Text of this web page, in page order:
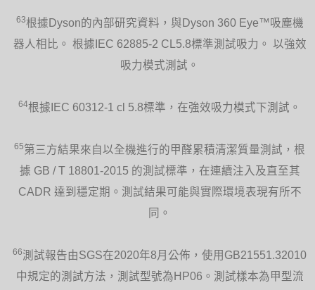
63根據Dyson的內部研究資料，與Dyson 360 Eye™吸塵機
器人相比。 根據IEC 62885-2 CL5.8標準測試吸力。 以強效
吸力模式測試。
64根據IEC 60312-1 cl 5.8標準，在強效吸力模式下測試。
65第三方結果來自以全機進行的甲醛累積清潔質量測試，根
據 GB / T 18801-2015 的測試標準，在連續注入及直至其
CADR 達到穩定期。測試結果可能與實際環境表現有所不
同。
66測試報告由SGS在2020年8月公佈，使用GB21551.32010
中規定的測試方法，測試型號為HP06。測試樣本為甲型流